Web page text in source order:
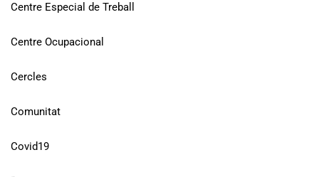
Centre Especial de Treball
Centre Ocupacional
Cercles
Comunitat
Covid19